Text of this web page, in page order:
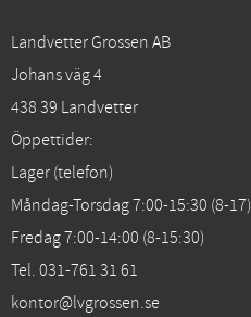
Landvetter Grossen AB
Johans väg 4
438 39 Landvetter
Öppettider:
Lager (telefon)
Måndag-Torsdag 7:00-15:30 (8-17)
Fredag 7:00-14:00 (8-15:30)
Tel. 031-761 31 61
kontor@lvgrossen.se